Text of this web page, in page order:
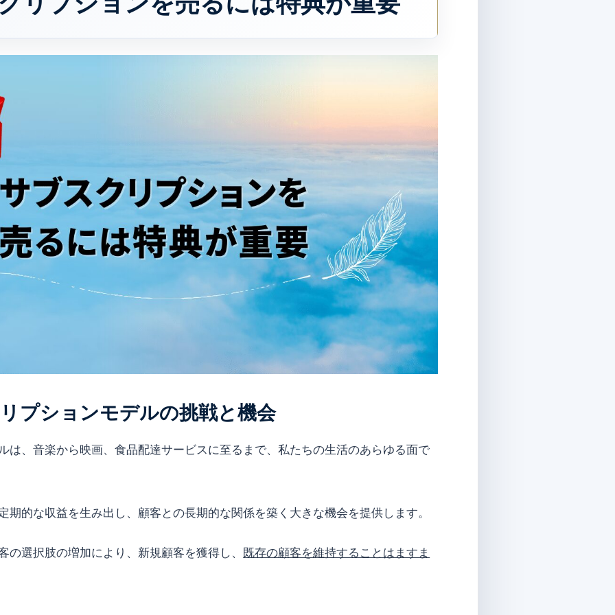
プションモデルの挑戦と機会
は、音楽から映画、食品配達サービスに至るまで、私たちの生活のあらゆる面で
期的な収益を生み出し、顧客との長期的な関係を築く大きな機会を提供します。
の選択肢の増加により、新規顧客を獲得し、 既存の顧客を維持することはますま